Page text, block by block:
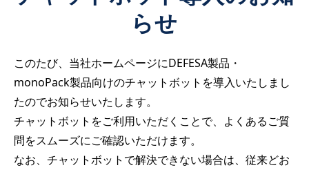
IR情報
会社概要
採用情報
らせ
このたび、当社ホームページにDEFESA製品・
monoPack製品向けのチャットボットを導入いたしまし
たのでお知らせいたします。
チャットボットをご利用いただくことで、よくあるご質
問をスムーズにご確認いただけます。
なお、チャットボットで解決できない場合は、従来どお